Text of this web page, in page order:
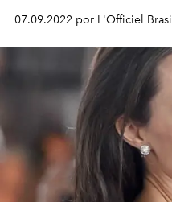
07.09.2022 por L'Officiel Brasil